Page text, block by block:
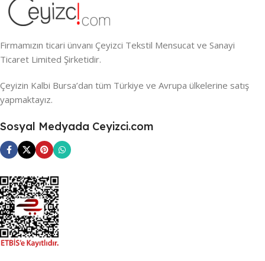
Firmamızın ticari ünvanı Çeyizci Tekstil Mensucat ve Sanayi
Ticaret Limited Şirketidir.
Çeyizin Kalbi Bursa’dan tüm Türkiye ve Avrupa ülkelerine satış
yapmaktayız.
Sosyal Medyada Ceyizci.com